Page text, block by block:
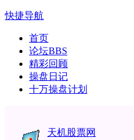
快捷导航
首页
论坛BBS
精彩回顾
操盘日记
十万操盘计划
天机股票网